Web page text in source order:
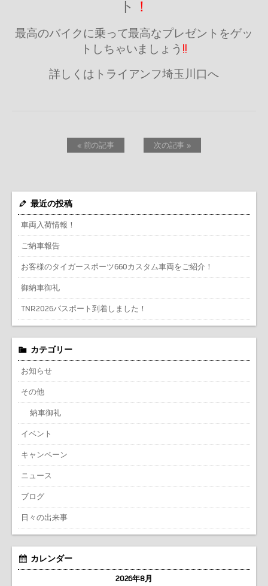
ト ！
最高のバイクに乗って最高なプレゼントをゲッ
トしちゃいましょう !!
詳しくはトライアンフ埼玉川口へ
« 前の記事 次の記事 »
最近の投稿
車両入荷情報！
ご納車報告
お客様のタイガースポーツ660カスタム車両をご紹介！
御納車御礼
TNR2026パスポート到着しました！
カテゴリー
お知らせ
その他
納車御礼
イベント
キャンペーン
ニュース
ブログ
日々の出来事
カレンダー
2026年8月